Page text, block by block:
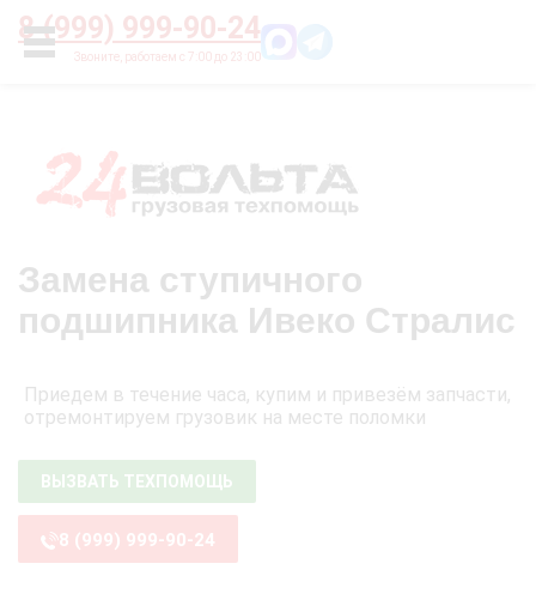
8 (999) 999-90-24
УСЛУГИ
Главная О нас Цены
Замена ступичного
подшипника Ивеко Стралис
Приедем в течение часа, купим и привезём запчасти,
отремонтируем грузовик на месте поломки
ВЫЗВАТЬ ТЕХПОМОЩЬ
8 (999) 999-90-24